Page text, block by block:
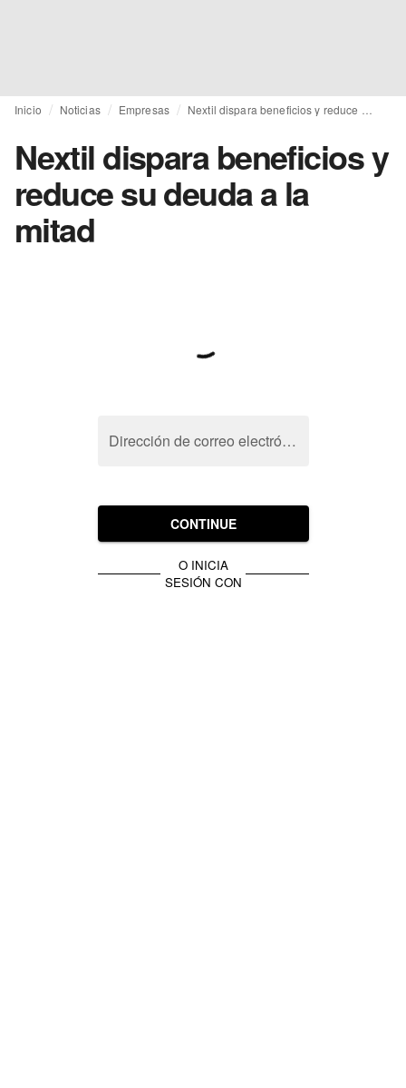
Inicio Noticias Empresas
Nextil dispara beneficios y
reduce su deuda a la
mitad
Dirección de correo electrónico
CONTINUE
O INICIA
SESIÓN CON